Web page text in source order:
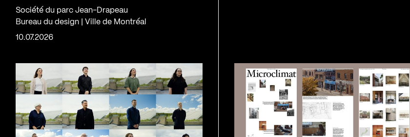
Société du parc Jean-Drapeau
Bureau du design | Ville de Montréal
10.07.2026